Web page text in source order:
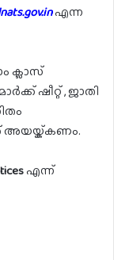
എന്ന
ക്ലാസ്
ഷീറ്റ് , ജാതി
അയയ്ക്കണം.
എന്ന്